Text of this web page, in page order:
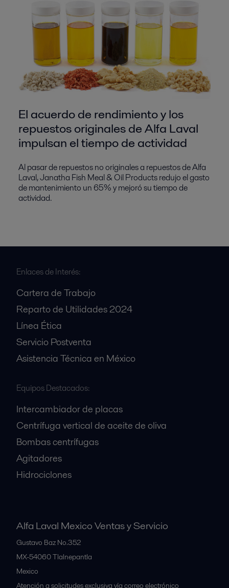
El acuerdo de rendimiento y los
repuestos originales de Alfa Laval
impulsan el tiempo de actividad
Al pasar de repuestos no originales a repuestos de Alfa
Laval, Janatha Fish Meal & Oil Products redujo el gasto
de mantenimiento un 65% y mejoró su tiempo de
actividad.
Enlaces de Interés:
Cartera de Trabajo
Reparto de Utilidades 2024
Línea Ética
Servicio Postventa
Asistencia Técnica en México
Equipos Destacados:
Intercambiador de placas
Centrífuga vertical de aceite de oliva
Bombas centrífugas
Agitadores
Hidrociclones
Alfa Laval Mexico Ventas y Servicio
Gustavo Baz No.352
MX-54060Tlalnepantla
Mexico
Atención a solicitudes exclusiva vía correo electrónico